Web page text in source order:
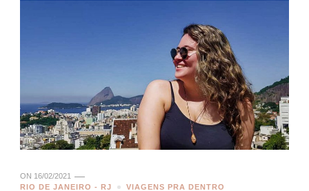
ON 16/02/2021
RIO DE JANEIRO - RJ
VIAGENS PRA DENTRO